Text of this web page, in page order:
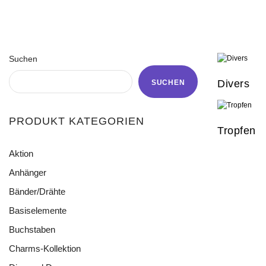
Divers
Tropfen
Suchen
SUCHEN
PRODUKT KATEGORIEN
Aktion
Anhänger
Acryl
Blättchen
Cat Eye
Charms Blumen
Bänder/Drähte
Baumwollcordel
Buntes Gummiband
Draht
Basiselemente
Divers
Oval
Buchstaben
Charms-Kollektion